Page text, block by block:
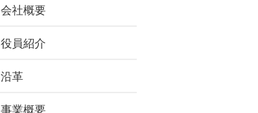
会社概要
役員紹介
沿革
事業概要